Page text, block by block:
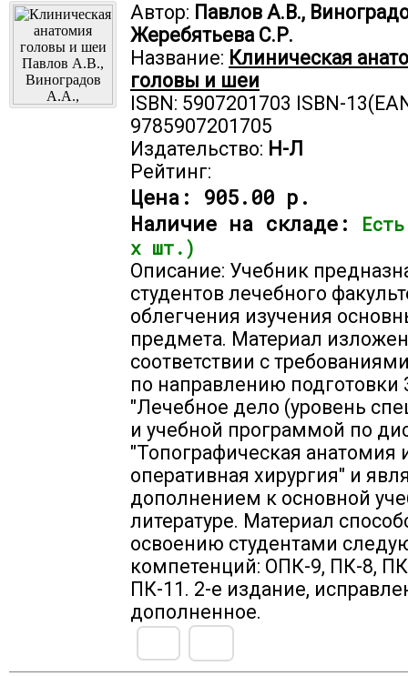
Автор: Павлов А.В.,
Жеребятьева С.Р.
Название: Клиническая
головы и шеи
ISBN: 5907201703 ISBN-
9785907201705
Издательство: Н-Л
Рейтинг:
Цена: 905.00 р.
Наличие на складе:
х шт.)
Описание: Учебник
студентов лечебного
облегчения изучения
предмета. Материал
соответствии с
по направлению подготовки
"Лечебное дело (уровень
и учебной программой по
"Топографическая анатомия
оперативная хирургия" и
дополнением к основной
литературе. Материал
освоению студентами
компетенций: ОПК-9, ПК-8,
ПК-11. 2-е издание,
дополненное.